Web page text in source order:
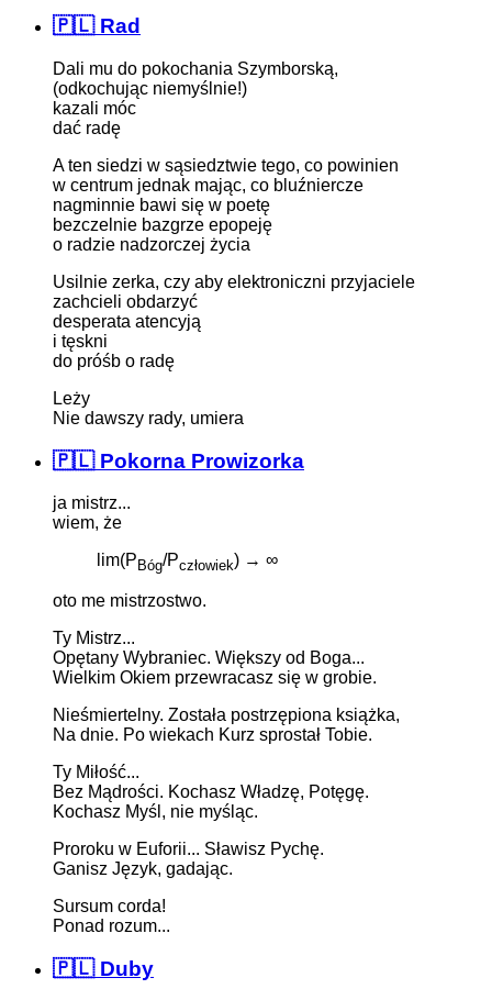
🇵🇱 Rad
Dali mu do pokochania Szymborską,
(odkochując niemyślnie!)
kazali móc
dać radę
A ten siedzi w sąsiedztwie tego, co powinien
w centrum jednak mając, co bluźniercze
nagminnie bawi się w poetę
bezczelnie bazgrze epopeję
o radzie nadzorczej życia
Usilnie zerka, czy aby elektroniczni przyjaciele
zachcieli obdarzyć
desperata atencyją
i tęskni
do próśb o radę
Leży
Nie dawszy rady, umiera
🇵🇱 Pokorna Prowizorka
ja mistrz...
wiem, że
lim(P Bóg/Pczłowiek) → ∞
oto me mistrzostwo.
Ty Mistrz...
Opętany Wybraniec. Większy od Boga...
Wielkim Okiem przewracasz się w grobie.
Nieśmiertelny. Została postrzępiona książka,
Na dnie. Po wiekach Kurz sprostał Tobie.
Ty Miłość...
Bez Mądrości. Kochasz Władzę, Potęgę.
Kochasz Myśl, nie myśląc.
Proroku w Euforii... Sławisz Pychę.
Ganisz Język, gadając.
Sursum corda!
Ponad rozum...
🇵🇱 Duby